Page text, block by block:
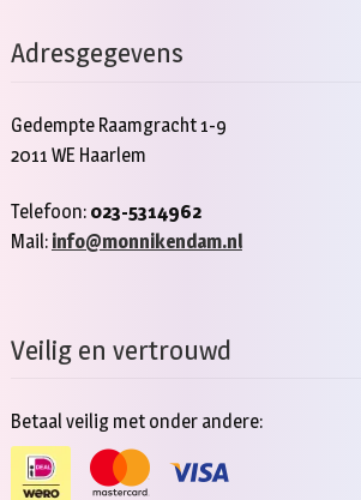
Adresgegevens
Gedempte Raamgracht 1-9
2011 WE Haarlem
Telefoon: 023-5314962
Mail: info@monnikendam.nl
Veilig en vertrouwd
Betaal veilig met onder andere: